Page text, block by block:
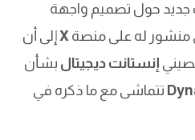
حول تصميم واجهة
Xإلى أن
إنستانت ديجيتال بشأن
تتماشى مع ما ذكره في